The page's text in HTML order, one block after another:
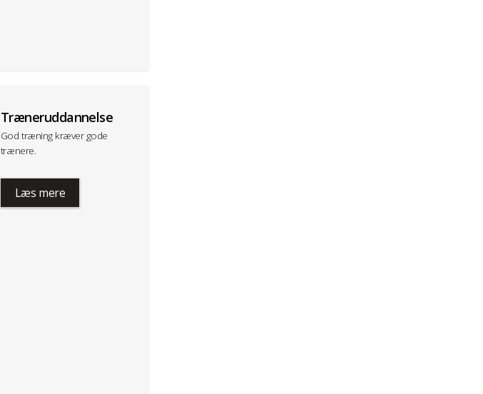
Træneruddannelse
God træning kræver gode
trænere.
Læs mere